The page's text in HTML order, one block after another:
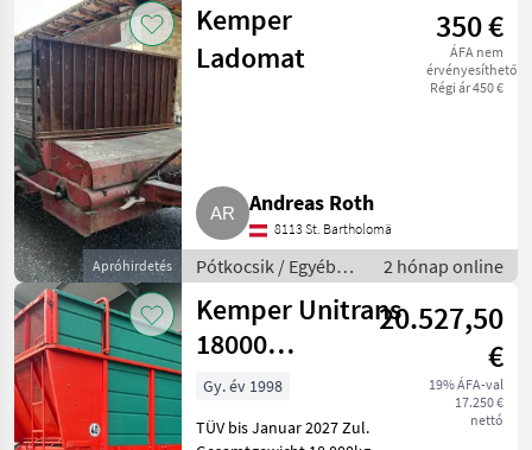
Kategória 4 Ország
AKTUÁLIS
ÚTVONAL
Mezőgazdasági
gépek/eszközök
Potkocsik
Egyeb
Potkocsik
Kemper
KATEGÓRIA
KIVÁLASZTÁSA
Kemper
Visszaállítás
Apróhirdetés
Kemper
Ladomat
350 €
ÁFA nem
érvényesíthető
Régi ár 450 €
Andreas Roth
8113 St. Bartholomä
Pótkocsik / Egyéb
pótkocsik
2 hónap online
Kemper Unitrans
18000
Silagewagen
20.527,50
€
19% ÁFA-val
17.250 €
nettó
Gy. év 1998
TÜV bis Januar 2027 Zul.